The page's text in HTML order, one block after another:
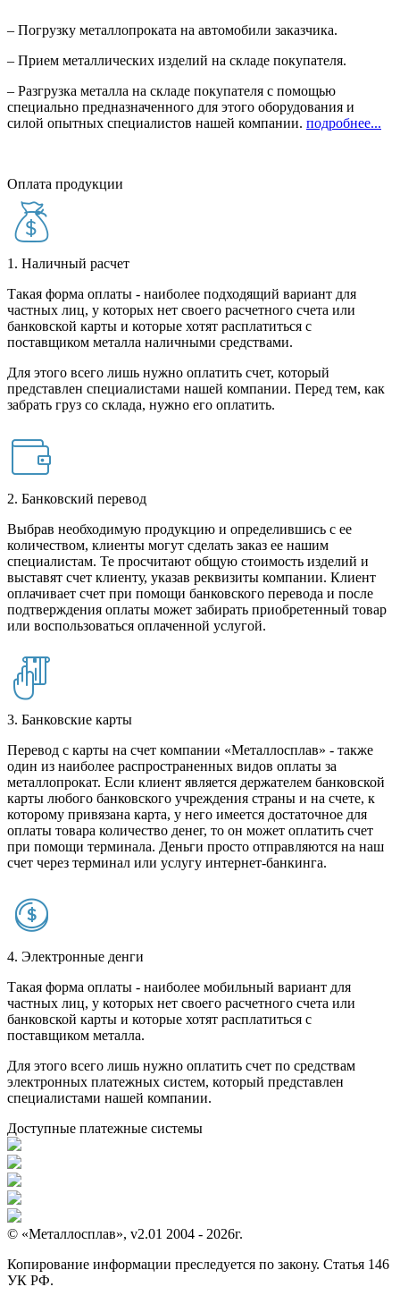
– Погрузку металлопроката на автомобили заказчика.
– Прием металлических изделий на складе покупателя.
– Разгрузка металла на складе покупателя с помощью
специально предназначенного для этого оборудования и
силой опытных специалистов нашей компании. подробнее...
Оплата продукции
1. Наличный расчет
Такая форма оплаты - наиболее подходящий вариант для
частных лиц, у которых нет своего расчетного счета или
банковской карты и которые хотят расплатиться с
поставщиком металла наличными средствами.
Для этого всего лишь нужно оплатить счет, который
представлен специалистами нашей компании. Перед тем, как
забрать груз со склада, нужно его оплатить.
2. Банковский перевод
Выбрав необходимую продукцию и определившись с ее
количеством, клиенты могут сделать заказ ее нашим
специалистам. Те просчитают общую стоимость изделий и
выставят счет клиенту, указав реквизиты компании. Клиент
оплачивает счет при помощи банковского перевода и после
подтверждения оплаты может забирать приобретенный товар
или воспользоваться оплаченной услугой.
3. Банковские карты
Перевод с карты на счет компании «Металлосплав» - также
один из наиболее распространенных видов оплаты за
металлопрокат. Если клиент является держателем банковской
карты любого банковского учреждения страны и на счете, к
которому привязана карта, у него имеется достаточное для
оплаты товара количество денег, то он может оплатить счет
при помощи терминала. Деньги просто отправляются на наш
счет через терминал или услугу интернет-банкинга.
4. Электронные денги
Такая форма оплаты - наиболее мобильный вариант для
частных лиц, у которых нет своего расчетного счета или
банковской карты и которые хотят расплатиться с
поставщиком металла.
Для этого всего лишь нужно оплатить счет по средствам
электронных платежных систем, который представлен
специалистами нашей компании.
Доступные платежные системы
© «Металлосплав», v2.01 2004 - 2026г.
Копирование информации преследуется по закону. Статья 146
УК РФ.